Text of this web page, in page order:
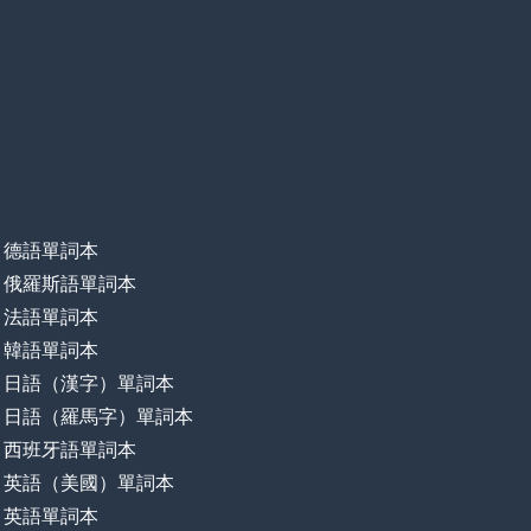
德語單詞本
俄羅斯語單詞本
法語單詞本
韓語單詞本
日語（漢字）單詞本
日語（羅馬字）單詞本
西班牙語單詞本
英語（美國）單詞本
英語單詞本